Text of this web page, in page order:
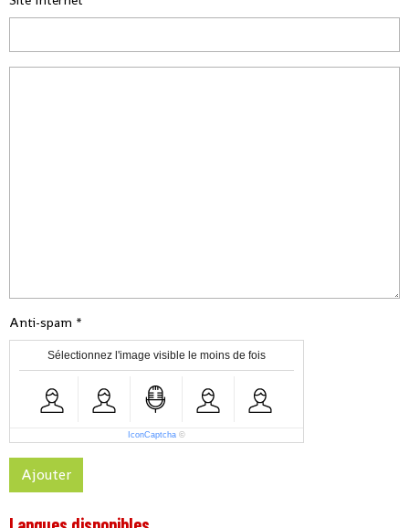
Anti-spam
Sélectionnez l'image visible le moins de fois
IconCaptcha ©
Ajouter